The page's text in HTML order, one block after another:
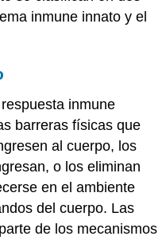
inmune innato y el
inmune
barreras físicas que
al cuerpo, los
o los eliminan
en el ambiente
del cuerpo. Las
de los mecanismos